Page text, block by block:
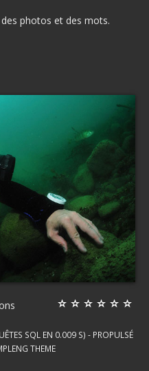
photos et des mots.
SQL EN 0.009 S) - PROPULSÉ
THEME